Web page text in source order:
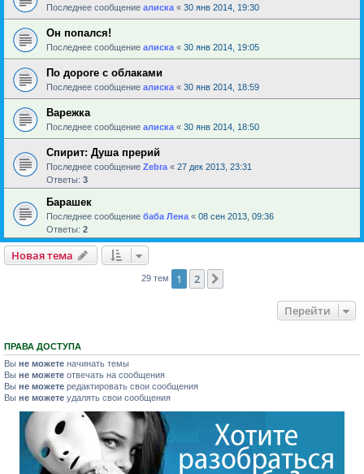
Последнее сообщение алиска « 30 янв 2014, 19:30
Он попался!
Последнее сообщение алиска « 30 янв 2014, 19:05
По дороге с облаками
Последнее сообщение алиска « 30 янв 2014, 18:59
Варежка
Последнее сообщение алиска « 30 янв 2014, 18:50
Спирит: Душа прерий
Последнее сообщение Zebra « 27 дек 2013, 23:31
Ответы: 3
Барашек
Последнее сообщение баба Лена « 08 сен 2013, 09:36
Ответы: 2
Новая тема
29 тем 1 2
Перейти
ПРАВА ДОСТУПА
Вы не можете начинать темы
Вы не можете отвечать на сообщения
Вы не можете редактировать свои сообщения
Вы не можете удалять свои сообщения